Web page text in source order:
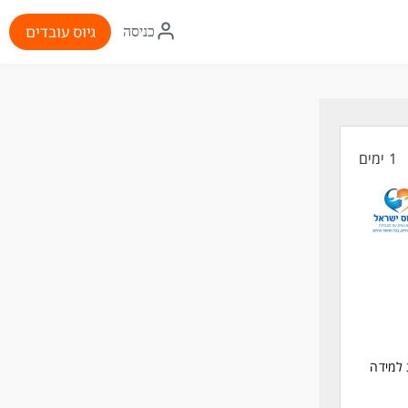
איקון
התחברות
כניסה גיוס עובדים
1 ימים
למידה